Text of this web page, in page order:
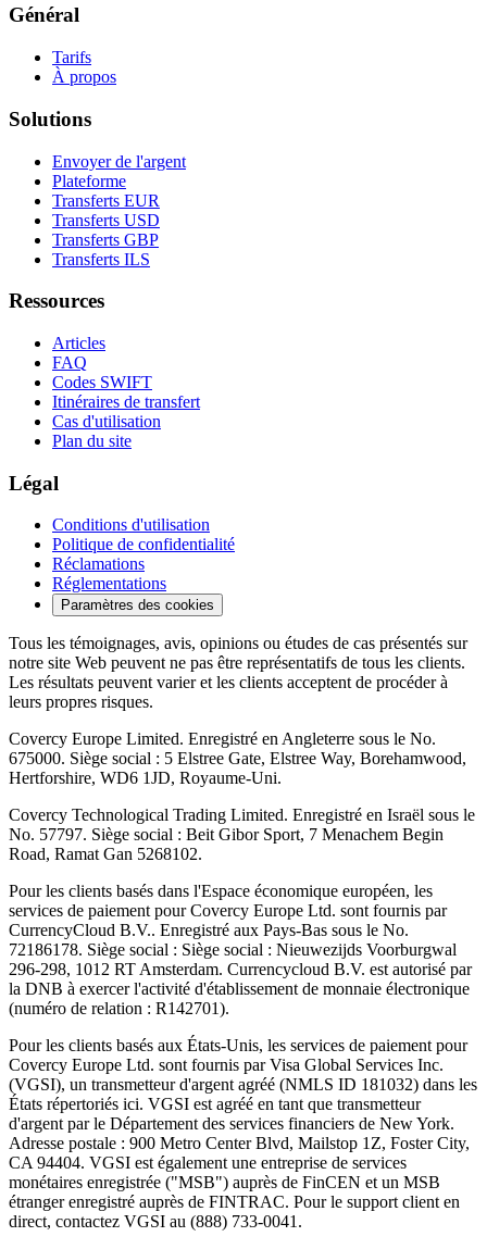
Général
Tarifs
À propos
Solutions
Envoyer de l'argent
Plateforme
Transferts EUR
Transferts USD
Transferts GBP
Transferts ILS
Ressources
Articles
FAQ
Codes SWIFT
Itinéraires de transfert
Cas d'utilisation
Plan du site
Légal
Conditions d'utilisation
Politique de confidentialité
Réclamations
Réglementations
Paramètres des cookies
Tous les témoignages, avis, opinions ou études de cas présentés sur
notre site Web peuvent ne pas être représentatifs de tous les clients.
Les résultats peuvent varier et les clients acceptent de procéder à
leurs propres risques.
Covercy Europe Limited. Enregistré en Angleterre sous le No.
675000. Siège social : 5 Elstree Gate, Elstree Way, Borehamwood,
Hertforshire, WD6 1JD, Royaume-Uni.
Covercy Technological Trading Limited. Enregistré en Israël sous le
No. 57797. Siège social : Beit Gibor Sport, 7 Menachem Begin
Road, Ramat Gan 5268102.
Pour les clients basés dans l'Espace économique européen, les
services de paiement pour Covercy Europe Ltd. sont fournis par
CurrencyCloud B.V.. Enregistré aux Pays-Bas sous le No.
72186178. Siège social : Siège social : Nieuwezijds Voorburgwal
296-298, 1012 RT Amsterdam. Currencycloud B.V. est autorisé par
la DNB à exercer l'activité d'établissement de monnaie électronique
(numéro de relation : R142701).
Pour les clients basés aux États-Unis, les services de paiement pour
Covercy Europe Ltd. sont fournis par Visa Global Services Inc.
(VGSI), un transmetteur d'argent agréé (NMLS ID 181032) dans les
États répertoriés ici. VGSI est agréé en tant que transmetteur
d'argent par le Département des services financiers de New York.
Adresse postale : 900 Metro Center Blvd, Mailstop 1Z, Foster City,
CA 94404. VGSI est également une entreprise de services
monétaires enregistrée ("MSB") auprès de FinCEN et un MSB
étranger enregistré auprès de FINTRAC. Pour le support client en
direct, contactez VGSI au (888) 733-0041.